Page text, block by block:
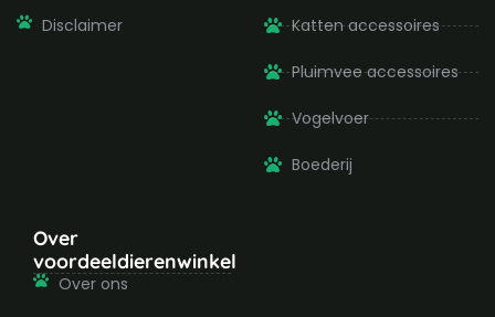
Disclaimer Katten accessoires
Pluimvee accessoires
Vogelvoer
Boederij
Over
voordeeldierenwinkel
Over ons